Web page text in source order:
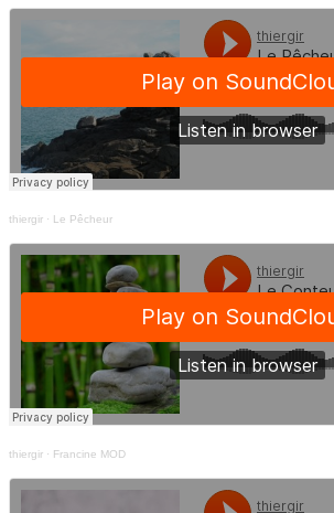
thiergir · Le Pêcheur
thiergir · Francine MOD